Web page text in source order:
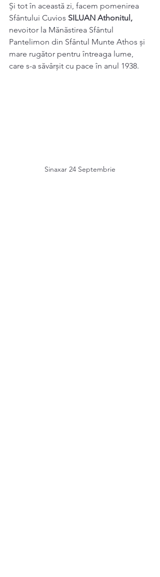
Și tot în această zi, facem pomenirea
Sfântului Cuvios SILUAN Athonitul,
nevoitor la Mănăstirea Sfântul
Pantelimon din Sfântul Munte Athos și
mare rugător pentru întreaga lume,
care s-a săvârșit cu pace în anul 1938.
Sinaxar 24 Septembrie